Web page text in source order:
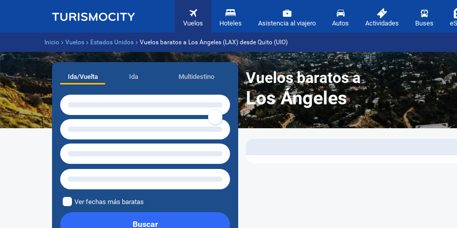
Vuelos Hoteles Asistencia al viajero Autos Actividades Buses
Inicio Vuelos Estados Unidos Vuelos baratos a Los Ángeles (LAX) desde Quito (UIO)
Vuelos baratos a
Los Ángeles
Ida/Vuelta Ida Multidestino
Ver fechas más baratas
Buscar